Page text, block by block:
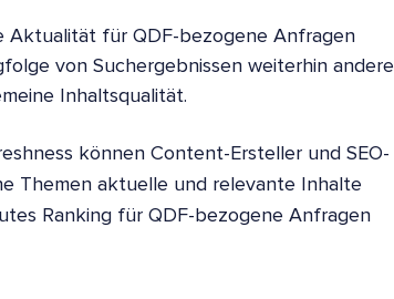
Aktualität für QDF-bezogene Anfragen
von Suchergebnissen weiterhin andere
Inhaltsqualität.
können Content-Ersteller und SEO-
Themen aktuelle und relevante Inhalte
Ranking für QDF-bezogene Anfragen